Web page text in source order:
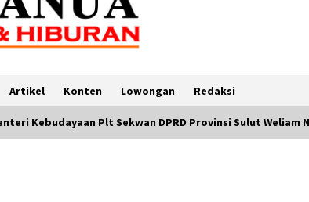
Artikel Konten Lowongan Redaksi
Kebudayaan Plt Sekwan DPRD Provinsi Sulut Weliam